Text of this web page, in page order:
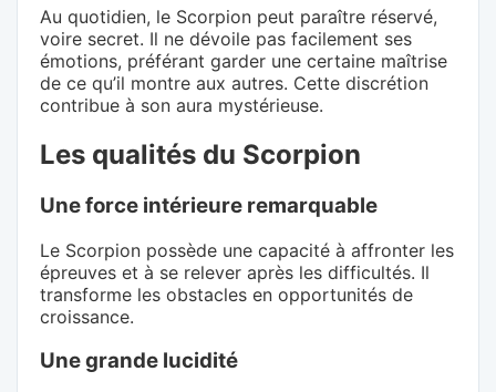
Au quotidien, le Scorpion peut paraître réservé,
voire secret. Il ne dévoile pas facilement ses
émotions, préférant garder une certaine maîtrise
de ce qu’il montre aux autres. Cette discrétion
contribue à son aura mystérieuse.
Les qualités du Scorpion
Une force intérieure remarquable
Le Scorpion possède une capacité à affronter les
épreuves et à se relever après les difficultés. Il
transforme les obstacles en opportunités de
croissance.
Une grande lucidité